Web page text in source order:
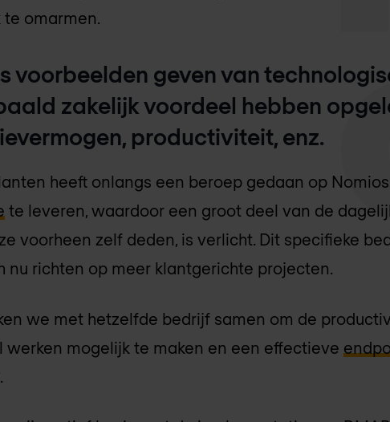
omarmen.
voorbeelden geven van
zakelijk voordeel hebben
productiviteit, enz.
heeft onlangs een beroep gedaan op
te leveren, waardoor een groot deel van de
voorheen zelf deden, is verlicht. Dit specifieke
nu richten op meer klantgerichte projecten.
we met hetzelfde bedrijf samen om de
werken mogelijk te maken en een effectieve